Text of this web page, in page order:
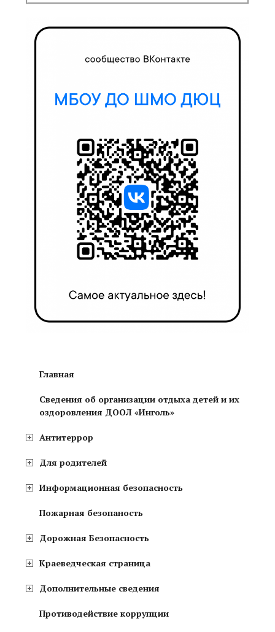
Главная
Сведения об организации отдыха детей и их
оздоровления ДООЛ «Инголь»
Антитеррор
Для родителей
Информационная безопасность
Пожарная безопаность
Дорожная Безопасность
Краеведческая страница
Дополнительные сведения
Противодействие коррупции